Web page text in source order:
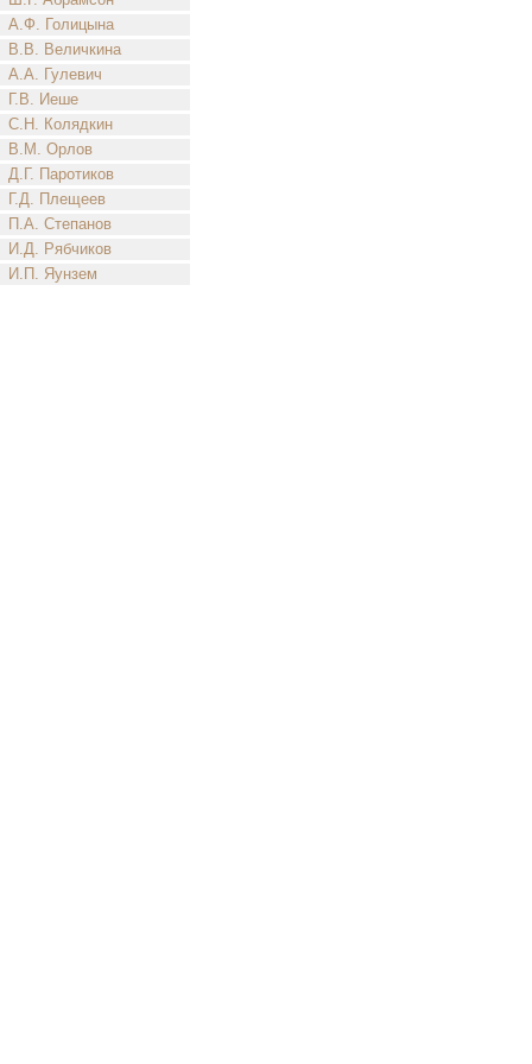
А.Ф. Голицына
В.В. Величкина
А.А. Гулевич
Г.В. Иеше
С.Н. Колядкин
В.М. Орлов
Д.Г. Паротиков
Г.Д. Плещеев
П.А. Степанов
И.Д. Рябчиков
И.П. Яунзем